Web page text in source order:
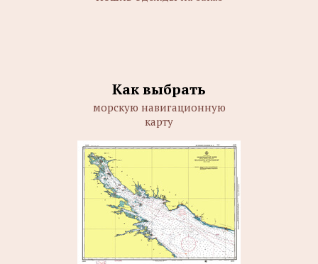
Как выбрать
морскую навигационную
карту